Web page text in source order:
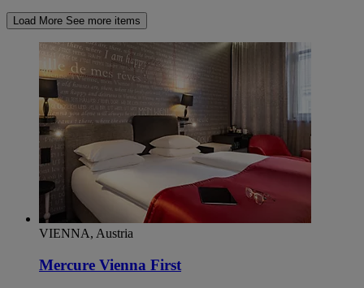
Load More See more items
VIENNA, Austria
Mercure Vienna First